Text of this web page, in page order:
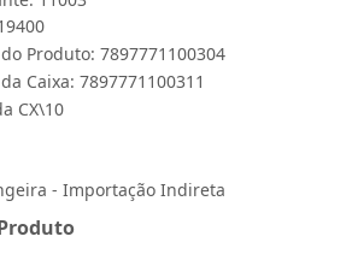
Produto: 7897771100304
Caixa: 7897771100311
CX\10
- Importação Indireta